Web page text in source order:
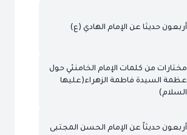
أربعون حديثا عن الإمام الهادي (ع)
مختارات من كلمات الإمام الخامنئي حول
عظمة السيدة فاطمة الزهراء(عليها
السلام)
أربعون حديثاً عن الإمام الحسن المجتبى